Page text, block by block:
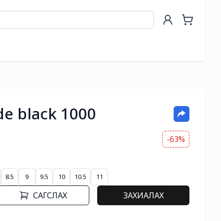
black 1000
-63%
8.5 9 9.5 10 10.5 11
САГСЛАХ ЗАХИАЛАХ